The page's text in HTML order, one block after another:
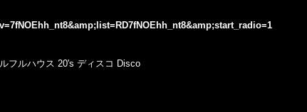
フルハウス 20's ディスコ Disco